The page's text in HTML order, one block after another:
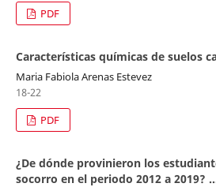
PDF
Características químicas de suelos
Maria Fabiola Arenas Estevez
18-22
PDF
¿De dónde provinieron los
socorro en el periodo 2012 a 2019?